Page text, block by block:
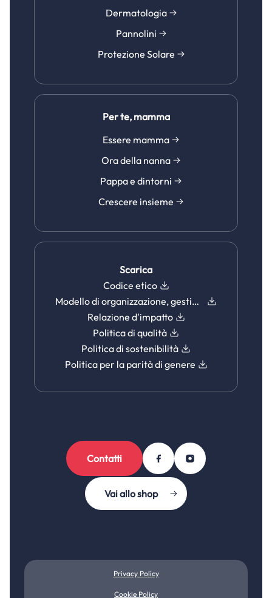
Dermatologia
Pannolini
Protezione Solare
Per te, mamma
Essere mamma
Ora della nanna
Pappa e dintorni
Crescere insieme
Scarica
Codice etico
Modello di organizzazione, gestione e controllo
Relazione d'impatto
Politica di qualità
Politica di sostenibilità
Politica per la parità di genere
Contatti
Vai allo shop
Privacy Policy
Cookie Policy